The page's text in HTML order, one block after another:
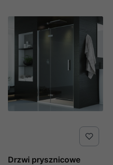
Drzwi prysznicowe